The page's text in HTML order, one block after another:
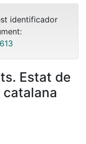
identificador
Estat de